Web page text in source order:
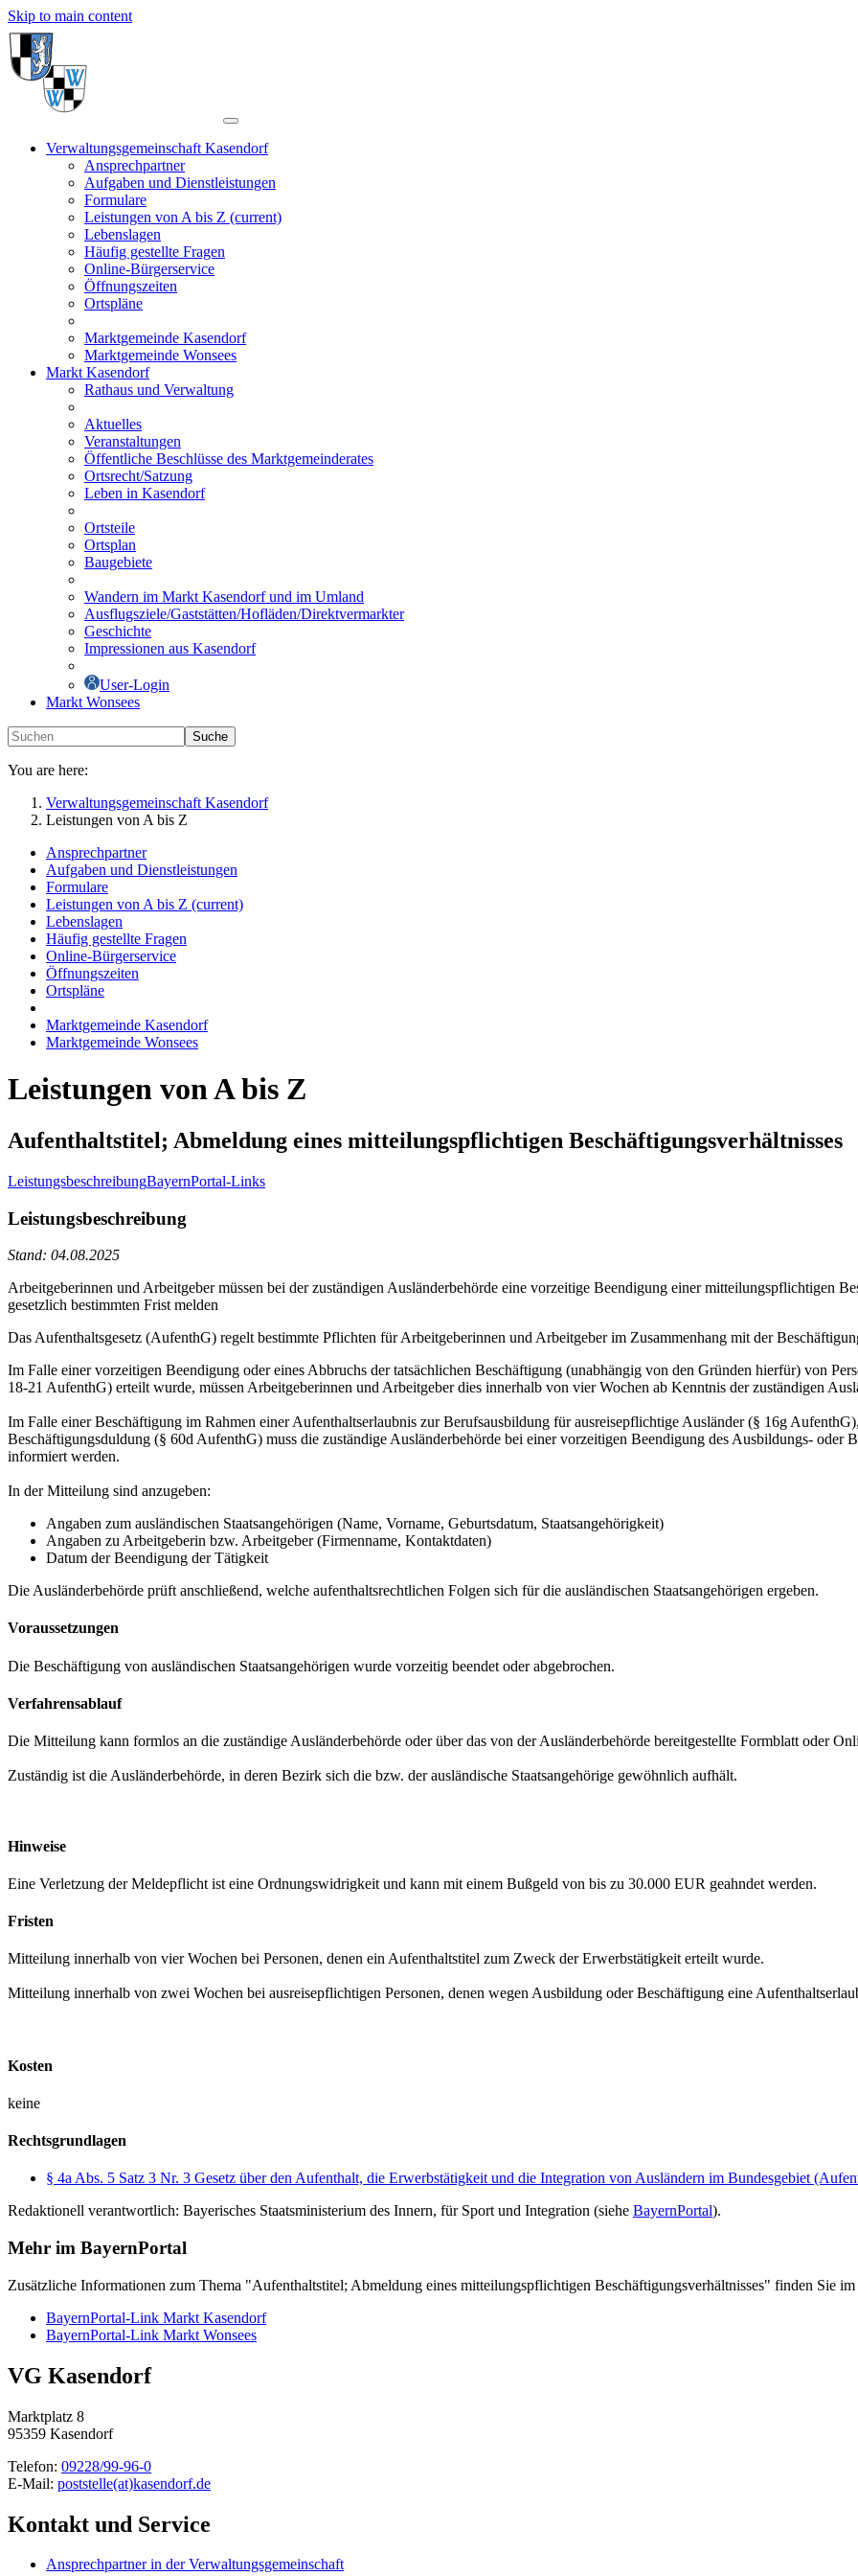
Skip to main content
Verwaltungsgemeinschaft Kasendorf
Ansprechpartner
Aufgaben und Dienstleistungen
Formulare
Leistungen von A bis Z (current)
Lebenslagen
Häufig gestellte Fragen
Online-Bürgerservice
Öffnungszeiten
Ortspläne
Marktgemeinde Kasendorf
Marktgemeinde Wonsees
Markt Kasendorf
Rathaus und Verwaltung
Aktuelles
Veranstaltungen
Öffentliche Beschlüsse des Marktgemeinderates
Ortsrecht/Satzung
Leben in Kasendorf
Ortsteile
Ortsplan
Baugebiete
Wandern im Markt Kasendorf und im Umland
Ausflugsziele/Gaststätten/Hofläden/Direktvermarkter
Geschichte
Impressionen aus Kasendorf
User-Login
Markt Wonsees
Suche
You are here:
Verwaltungsgemeinschaft Kasendorf
Leistungen von A bis Z
Ansprechpartner
Aufgaben und Dienstleistungen
Formulare
Leistungen von A bis Z (current)
Lebenslagen
Häufig gestellte Fragen
Online-Bürgerservice
Öffnungszeiten
Ortspläne
Marktgemeinde Kasendorf
Marktgemeinde Wonsees
Leistungen von A bis Z
Aufenthaltstitel; Abmeldung eines mitteilungspflichtigen Beschäftigungsverhältnisses
LeistungsbeschreibungBayernPortal-Links
Leistungsbeschreibung
Stand: 04.08.2025
Arbeitgeberinnen und Arbeitgeber müssen bei der zuständigen Ausländerbehörde eine vorzeitige Beendigung einer mitteilungspflichtigen
gesetzlich bestimmten Frist melden
Das Aufenthaltsgesetz (AufenthG) regelt bestimmte Pflichten für Arbeitgeberinnen und Arbeitgeber im Zusammenhang mit der
Im Falle einer vorzeitigen Beendigung oder eines Abbruchs der tatsächlichen Beschäftigung (unabhängig von den Gründen hierfür) von
18-21 AufenthG) erteilt wurde, müssen Arbeitgeberinnen und Arbeitgeber dies innerhalb von vier Wochen ab Kenntnis der zuständigen
Im Falle einer Beschäftigung im Rahmen einer Aufenthaltserlaubnis zur Berufsausbildung für ausreisepflichtige Ausländer (§ 16g
Beschäftigungsduldung (§ 60d AufenthG) muss die zuständige Ausländerbehörde bei einer vorzeitigen Beendigung des Ausbildungs- oder
informiert werden.
In der Mitteilung sind anzugeben:
Angaben zum ausländischen Staatsangehörigen (Name, Vorname, Geburtsdatum, Staatsangehörigkeit)
Angaben zu Arbeitgeberin bzw. Arbeitgeber (Firmenname, Kontaktdaten)
Datum der Beendigung der Tätigkeit
Die Ausländerbehörde prüft anschließend, welche aufenthaltsrechtlichen Folgen sich für die ausländischen Staatsangehörigen ergeben.
Voraussetzungen
Die Beschäftigung von ausländischen Staatsangehörigen wurde vorzeitig beendet oder abgebrochen.
Verfahrensablauf
Die Mitteilung kann formlos an die zuständige Ausländerbehörde oder über das von der Ausländerbehörde bereitgestellte Formblatt oder
Zuständig ist die Ausländerbehörde, in deren Bezirk sich die bzw. der ausländische Staatsangehörige gewöhnlich aufhält.
Hinweise
Eine Verletzung der Meldepflicht ist eine Ordnungswidrigkeit und kann mit einem Bußgeld von bis zu 30.000 EUR geahndet werden.
Fristen
Mitteilung innerhalb von vier Wochen bei Personen, denen ein Aufenthaltstitel zum Zweck der Erwerbstätigkeit erteilt wurde.
Mitteilung innerhalb von zwei Wochen bei ausreisepflichtigen Personen, denen wegen Ausbildung oder Beschäftigung eine
Kosten
keine
Rechtsgrundlagen
§ 4a Abs. 5 Satz 3 Nr. 3 Gesetz über den Aufenthalt, die Erwerbstätigkeit und die Integration von Ausländern im Bundesgebiet
Redaktionell verantwortlich: Bayerisches Staatsministerium des Innern, für Sport und Integration (siehe BayernPortal).
Mehr im BayernPortal
Zusätzliche Informationen zum Thema "Aufenthaltstitel; Abmeldung eines mitteilungspflichtigen Beschäftigungsverhältnisses" finden Sie
BayernPortal-Link Markt Kasendorf
BayernPortal-Link Markt Wonsees
VG Kasendorf
Marktplatz 8
95359 Kasendorf
Telefon: 09228/99-96-0
E-Mail: poststelle(at)kasendorf.de
Kontakt und Service
Ansprechpartner in der Verwaltungsgemeinschaft